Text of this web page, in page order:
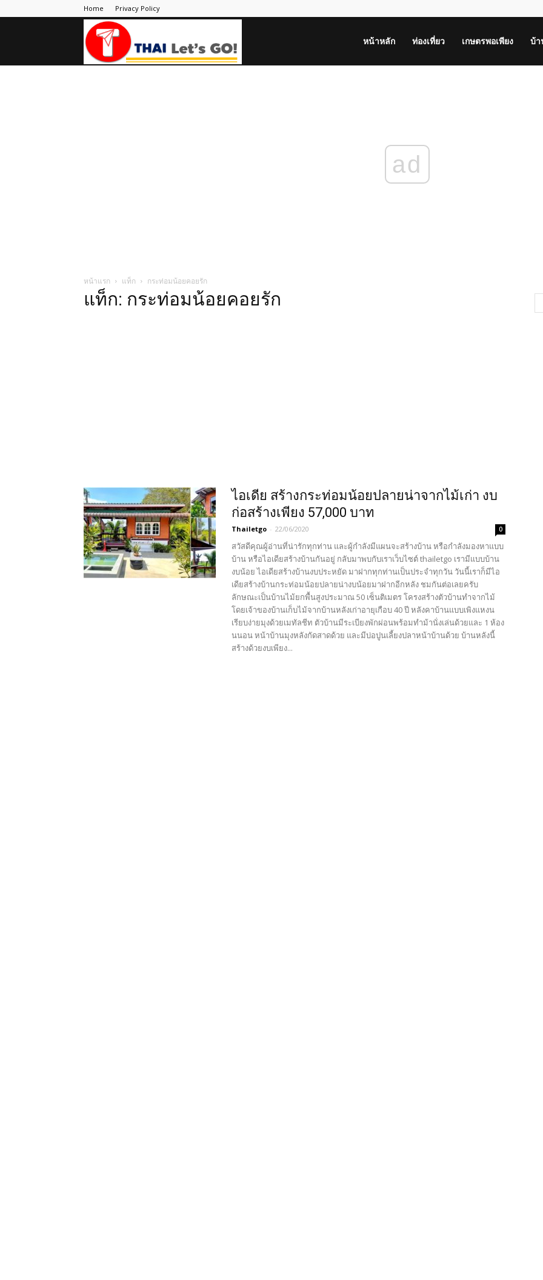
Home Privacy Policy
หน้าหลัก ท่องเที่ยว เกษตรพอเพียง บ้
ad
หน้าแรก แท็ก กระท่อมน้อยคอยรัก
แท็ก: กระท่อมน้อยคอยรัก
ไอเดีย สร้างกระท่อมน้อยปลายน่าจากไม้เก่า งบ
ก่อสร้างเพียง 57,000 บาท
Thailetgo - 22/06/2020 0
สวัสดีคุณผู้อ่านที่น่ารักทุกท่าน และผู้กำลังมีแผนจะสร้างบ้าน หรือกำลังมองหาแบบ
บ้าน หรือไอเดียสร้างบ้านกันอยู่ กลับมาพบกับเราเว็บไซต์ thailetgo เรามีแบบบ้าน
งบน้อย ไอเดียสร้างบ้านงบประหยัด มาฝากทุกท่านเป็นประจำทุกวัน วันนี้เราก็มีไอ
เดียสร้างบ้านกระท่อมน้อยปลายน่างบน้อยมาฝากอีกหลัง ชมกันต่อเลยครับ
ลักษณะเป็นบ้านไม้ยกพื้นสูงประมาณ 50 เซ็นติเมตร โครงสร้างตัวบ้านทำจากไม้
โดยเจ้าของบ้านเก็บไม้จากบ้านหลังเก่าอายุเกือบ 40 ปี หลังคาบ้านแบบเพิงแหงน
เรียบง่ายมุงด้วยเมทัลชีท ตัวบ้านมีระเบียงพักผ่อนพร้อมทำม้านั่งเล่นด้วยและ 1 ห้อง
นนอน หน้าบ้านมุงหลังกัดสาดด้วย และมีบ่อปูนเลี้ยงปลาหน้าบ้านด้วย บ้านหลังนี้
สร้างด้วยงบเพียง...